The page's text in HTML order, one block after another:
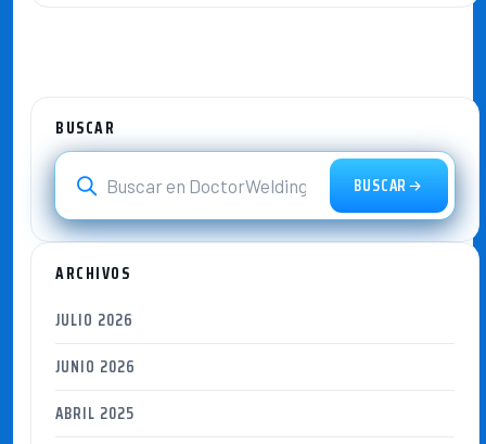
BUSCAR
BUSCAR
ARCHIVOS
JULIO 2026
JUNIO 2026
ABRIL 2025